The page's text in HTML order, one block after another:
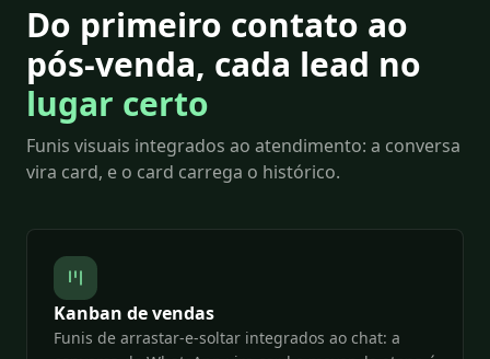
Do primeiro contato ao
pós-venda, cada lead no
lugar certo
Funis visuais integrados ao atendimento: a conversa
vira card, e o card carrega o histórico.
Kanban de vendas
Funis de arrastar-e-soltar integrados ao chat: a